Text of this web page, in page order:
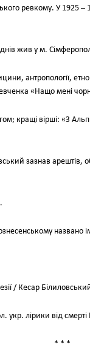
ревкому. У 1925
жив у м.
антропології,
«Нащо мені
кращі вірші: «З
зазнав арештів,
названо
/ Кесар
укр. лірики від
* * *